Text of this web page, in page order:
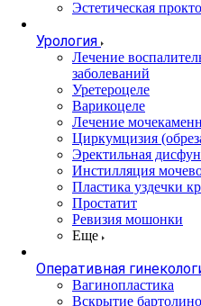
Эстетическая
Урология
Лечение
заболеваний
Уретероцеле
Варикоцеле
Лечение
Циркумцизия
Эректильная
Инстилляция
Пластика уздечки
Простатит
Ревизия мошонки
Еще
Оперативная
Вагинопластика
Вскрытие